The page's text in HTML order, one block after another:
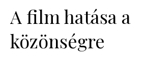
A film hatása a
közönségre